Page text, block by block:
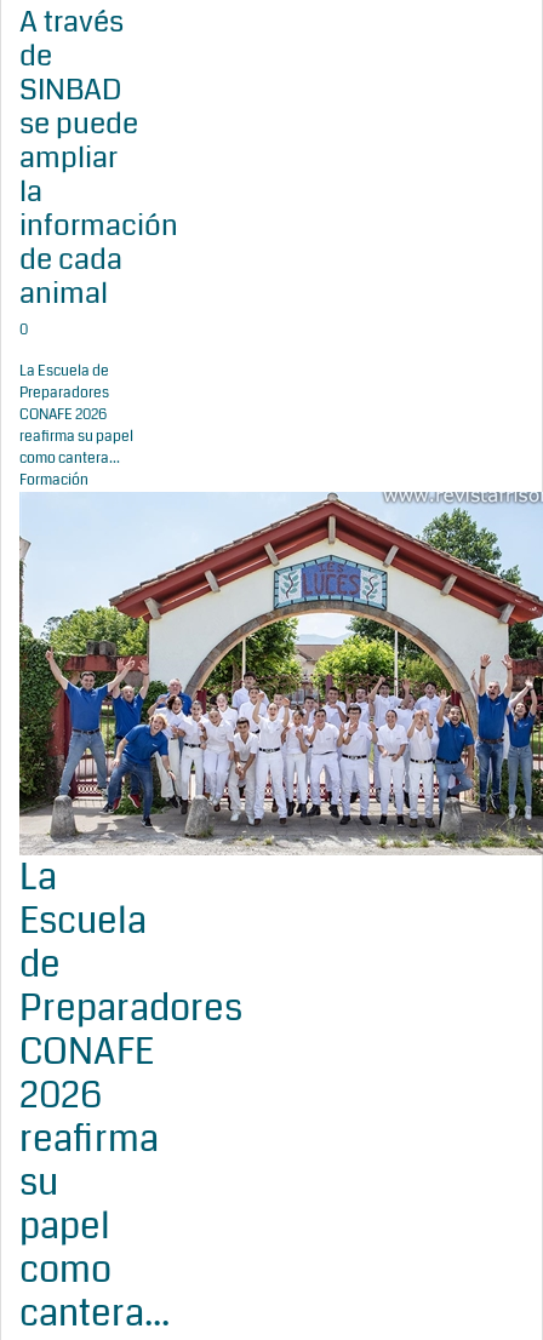
A través
de
SINBAD
se puede
ampliar
la
información
de cada
animal
0
La Escuela de
Preparadores
CONAFE 2026
reafirma su papel
como cantera...
Formación
La
Escuela
de
Preparadores
CONAFE
2026
reafirma
su
papel
como
cantera...